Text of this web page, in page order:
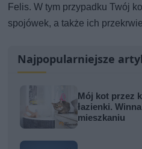
Felis. W tym przypadku Twój
spojówek, a także ich
Najpopularniejsze
Mój kot przez
łazienki.
mieszkaniu